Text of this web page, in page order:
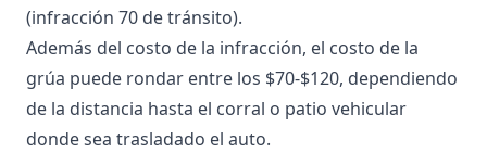
(infracción 70 de tránsito).
Además del costo de la infracción, el costo de la
grúa puede rondar entre los $70-$120, dependiendo
de la distancia hasta el corral o patio vehicular
donde sea trasladado el auto.